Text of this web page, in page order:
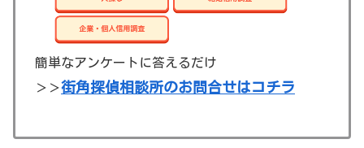
簡単なアンケートに答えるだけ
＞＞街角探偵相談所のお問合せはコチラ